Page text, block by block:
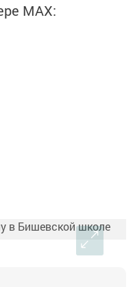
MАХ: